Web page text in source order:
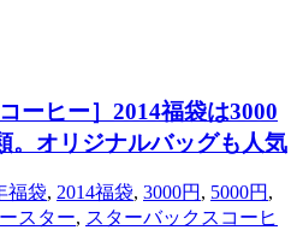
ーヒー］2014福袋は3000
。オリジナルバッグも人気
福袋, 2014福袋, 3000円 , 5000円 ,
スター, スターバックスコーヒ